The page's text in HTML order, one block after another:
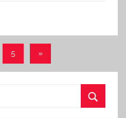
5
Następne
»